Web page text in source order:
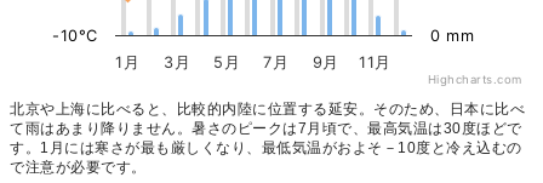
1月 3月 5月 7月 9月 11月
-10°C 0 mm
Highcharts.com
北京や上海に比べると、比較的内陸に位置する延安。そのため、日本に比べ
て雨はあまり降りません。暑さのピークは7月頃で、最高気温は30度ほどで
す。1月には寒さが最も厳しくなり、最低気温がおよそ－10度と冷え込むの
で注意が必要です。